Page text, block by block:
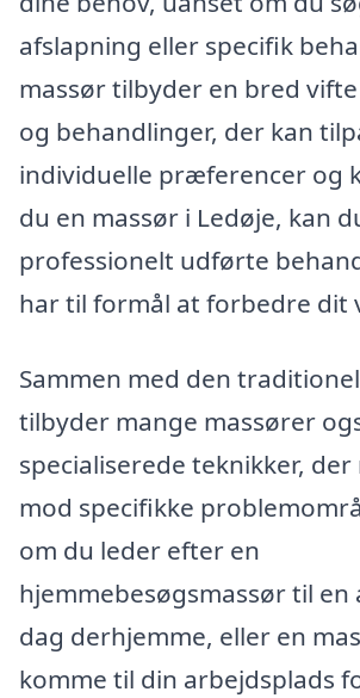
afslapning eller specifik
massør tilbyder en bred
og behandlinger, der kan
individuelle præferencer og
du en massør i Ledøje, kan
professionelt udførte
har til formål at forbedre dit
Sammen med den
tilbyder mange massører
specialiserede teknikker,
mod specifikke
om du leder efter en
hjemmebesøgsmassør til en
dag derhjemme, eller en
komme til din arbejdsplads